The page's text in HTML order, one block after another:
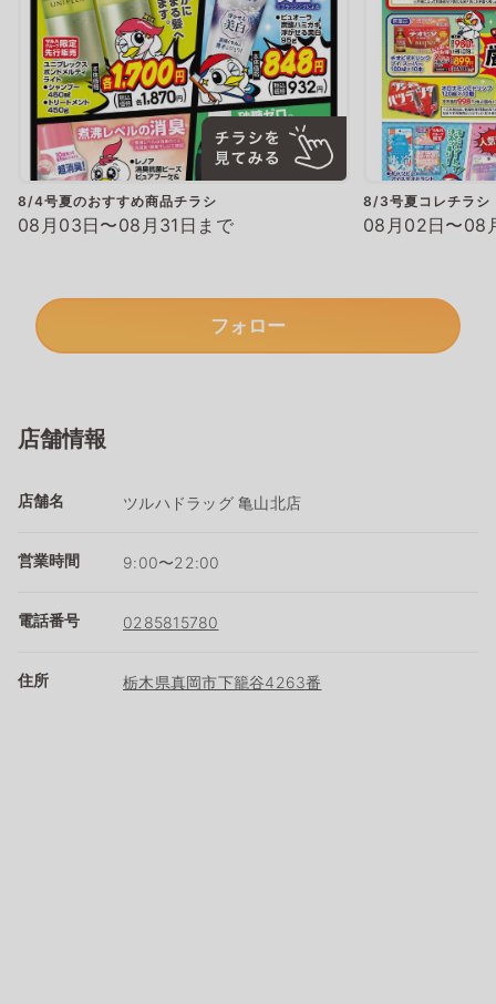
8/4号夏のおすすめ商品チラシ
08月03日〜08月31日まで
8/3号夏コレチラシ
08月02日〜08
フォロー
店舗情報
店舗名 ツルハドラッグ 亀山北店
営業時間 9:00〜22:00
電話番号 0285815780
住所 栃木県真岡市下籠谷4263番